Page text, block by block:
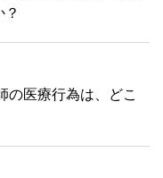
医療行為は、どこ